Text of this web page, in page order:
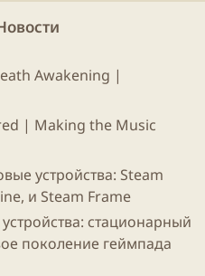
и обложки.
играх
друзей и игрового
Awakening |
| Making the Music
устройства: Steam
и Steam Frame
стационарный
поколение геймпада